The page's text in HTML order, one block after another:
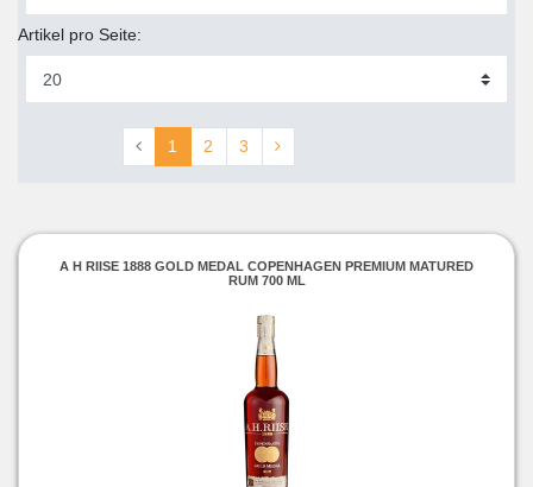
Artikel pro Seite:
1 2 3
A H RIISE 1888 GOLD MEDAL COPENHAGEN PREMIUM MATURED
RUM 700 ML